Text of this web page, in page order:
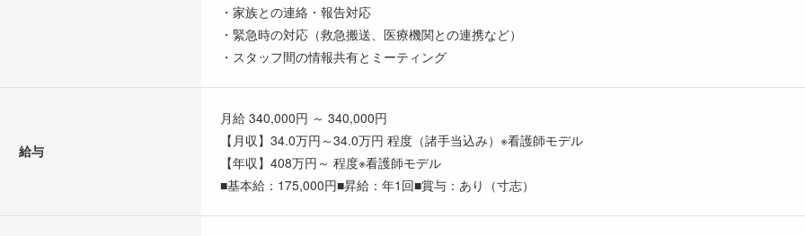
・家族との連絡・報告対応
・緊急時の対応（救急搬送、医療機関との連携など）
・スタッフ間の情報共有とミーティング
給与
月給 340,000円 ～ 340,000円
【月収】34.0万円～34.0万円 程度（諸手当込み）※看護師モデル
【年収】408万円～ 程度※看護師モデル
■基本給：175,000円■昇給：年1回■賞与：あり（寸志）